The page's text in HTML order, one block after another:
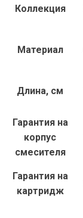
Коллекция
Материал
Длина, см
Гарантия на
корпус
смесителя
Гарантия на
картридж